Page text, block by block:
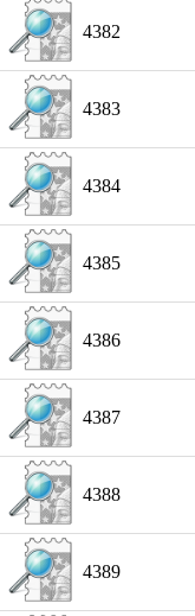
4382
4383
4384
4385
4386
4387
4388
4389